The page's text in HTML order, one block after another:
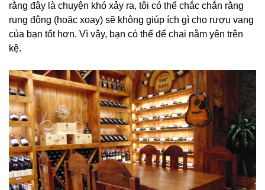
rằng đây là chuyện khó xảy ra, tôi có thể chắc chắn rằng
rung động (hoặc xoay) sẽ không giúp ích gì cho rượu vang
của bạn tốt hơn. Vì vậy, bạn có thể để chai nằm yên trên
kệ.